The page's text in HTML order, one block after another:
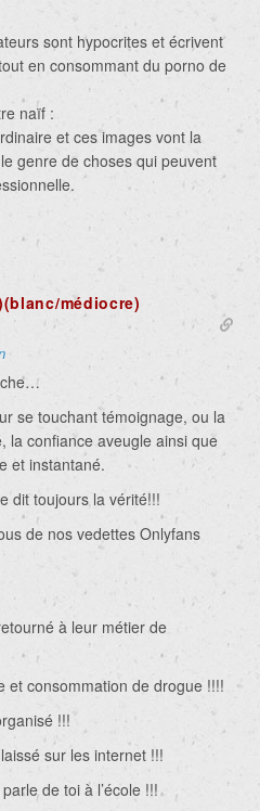
sont hypocrites et écrivent
en consommant du porno de
naïf :
et ces images vont la
genre de choses qui peuvent
médiocre)
se touchant témoignage, ou la
la confiance aveugle ainsi que
et instantané.
dit toujours la vérité!!!
de nos vedettes Onlyfans
à leur métier de
et consommation de drogue !!!!
!!!
sur les internet !!!
de toi à l’école !!!